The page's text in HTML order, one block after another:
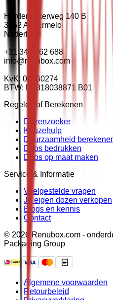
Harderwijkerweg 140 B
3852 AH Ermelo
Nederland
+31 341 562 688
info@renubox.com
KvK: 08160274
BTW: NL818038871 B01
Regelen of Berekenen
Dozenzoeker
Keuzehulp
Duurzaamheid
Doos bedrukken
Doos op maat maken
Service & Informatie
Veelgestelde vragen
Je eigen dozen verkopen
Blogs en kennis
Contact
© 2026 Renubox.com -
Packaging Group
Algemene voorwaarden
Retourbeleid